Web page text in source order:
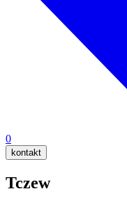
0
kontakt
Tczew